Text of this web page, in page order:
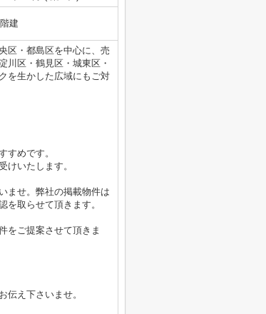
建
区・都島区を中心に、売
川区・鶴見区・城東区・
を生かした広域にもご対
すめです。
けいたします。
ませ。弊社の掲載物件は
を取らせて頂きます。
をご提案させて頂きま
伝え下さいませ。